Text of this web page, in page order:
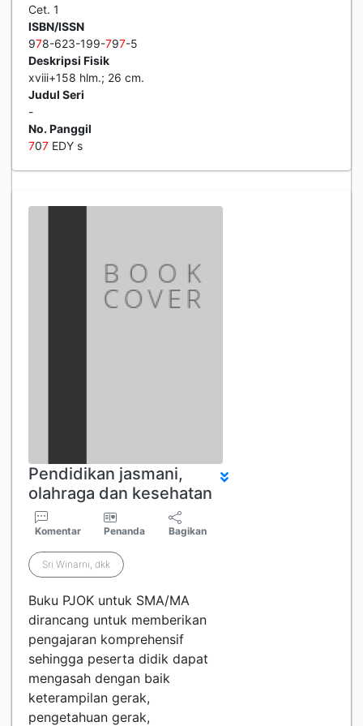
Cet. 1
ISBN/ISSN
978-623-199-797-5
Deskripsi Fisik
xviii+158 hlm.; 26 cm.
Judul Seri
-
No. Panggil
707 EDY s
Pendidikan jasmani,
olahraga dan kesehatan
Komentar Penanda Bagikan
Sri Winarni, dkk
Buku PJOK untuk SMA/MA
dirancang untuk memberikan
pengajaran komprehensif
sehingga peserta didik dapat
mengasah dengan baik
keterampilan gerak,
pengetahuan gerak,